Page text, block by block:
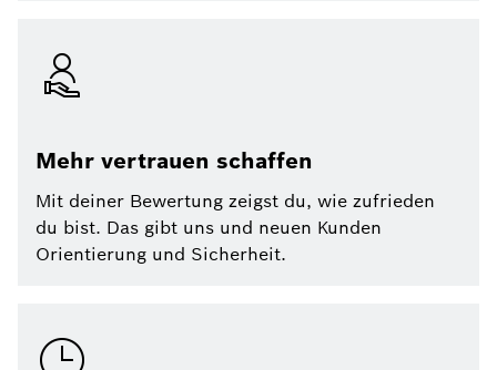
Mehr vertrauen schaffen
Mit deiner Bewertung zeigst du, wie zufrieden
du bist. Das gibt uns und neuen Kunden
Orientierung und Sicherheit.